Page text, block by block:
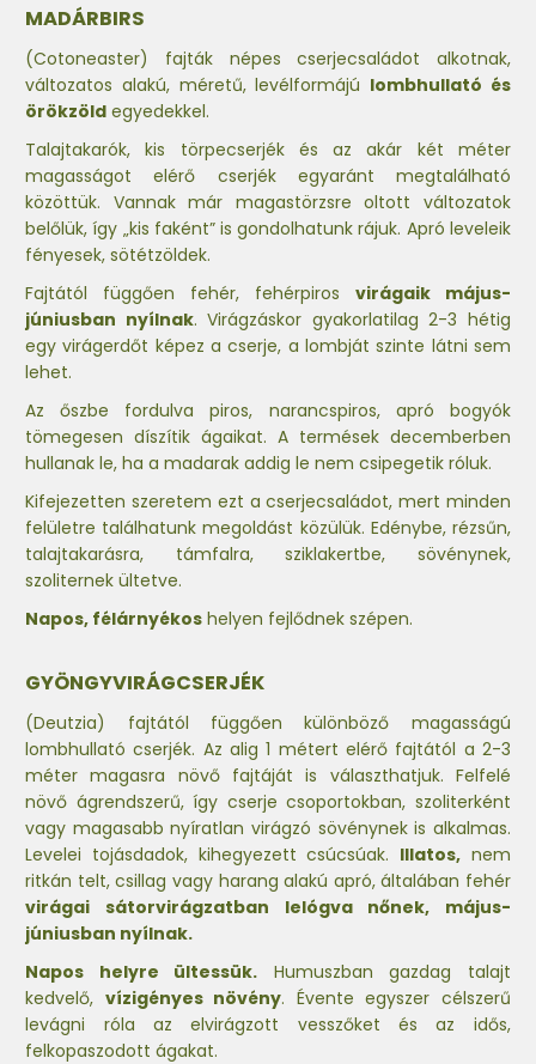
MADÁRBIRS
(Cotoneaster) fajták népes cserjecsaládot alkotnak,
változatos alakú, méretű, levélformájú lombhullató és
örökzöld egyedekkel.
Talajtakarók, kis törpecserjék és az akár két méter
magasságot elérő cserjék egyaránt megtalálható
közöttük. Vannak már magastörzsre oltott változatok
belőlük, így „kis faként” is gondolhatunk rájuk. Apró leveleik
fényesek, sötétzöldek.
Fajtától függően fehér, fehérpiros virágaik május-
júniusban nyílnak. Virágzáskor gyakorlatilag 2-3 hétig
egy virágerdőt képez a cserje, a lombját szinte látni sem
lehet.
Az őszbe fordulva piros, narancspiros, apró bogyók
tömegesen díszítik ágaikat. A termések decemberben
hullanak le, ha a madarak addig le nem csipegetik róluk.
Kifejezetten szeretem ezt a cserjecsaládot, mert minden
felületre találhatunk megoldást közülük. Edénybe, rézsűn,
talajtakarásra, támfalra, sziklakertbe, sövénynek,
szoliternek ültetve.
Napos, félárnyékos helyen fejlődnek szépen.
GYÖNGYVIRÁGCSERJÉK
(Deutzia) fajtától függően különböző magasságú
lombhullató cserjék. Az alig 1 métert elérő fajtától a 2-3
méter magasra növő fajtáját is választhatjuk. Felfelé
növő ágrendszerű, így cserje csoportokban, szoliterként
vagy magasabb nyíratlan virágzó sövénynek is alkalmas.
Levelei tojásdadok, kihegyezett csúcsúak. Illatos, nem
ritkán telt, csillag vagy harang alakú apró, általában fehér
virágai sátorvirágzatban lelógva nőnek, május-
júniusban nyílnak.
Napos helyre ültessük. Humuszban gazdag talajt
kedvelő, vízigényes növény. Évente egyszer célszerű
levágni róla az elvirágzott vesszőket és az idős,
felkopaszodott ágakat.